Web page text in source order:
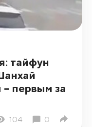
тайфун
первым за
104 0